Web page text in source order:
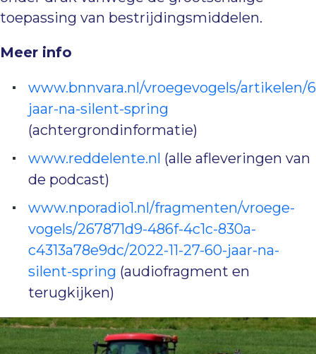
toepassing van bestrijdingsmiddelen.
Meer info
www.bnnvara.nl/vroegevogels/artikelen/
jaar-na-silent-spring
(achtergrondinformatie)
www.reddelente.nl (alle afleveringen van
de podcast)
www.nporadio1.nl/fragmenten/vroege-
vogels/267871d9-486f-4c1c-830a-
c4313a78e9dc/2022-11-27-60-jaar-na-
silent-spring (audiofragment en
terugkijken)